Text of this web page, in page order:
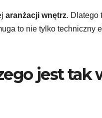
aranżacji wnętrz. Dlatego
to nie tylko techniczny
jest tak